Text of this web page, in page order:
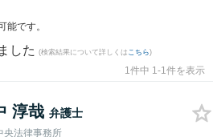
能です。
した (検索結果について詳しくは こちら)
1件中 1-1件を表示
淳哉 弁護士
央法律事務所